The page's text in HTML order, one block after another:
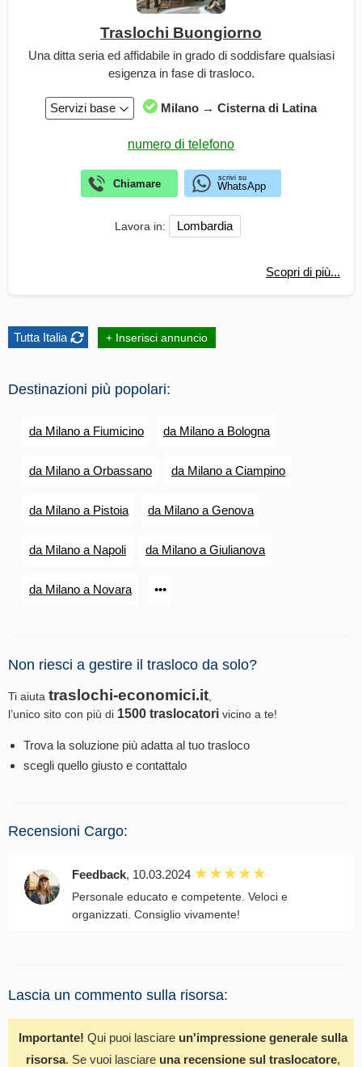
Traslochi Buongiorno
Una ditta seria ed affidabile in grado di soddisfare qualsiasi
esigenza in fase di trasloco.
Servizi base Milano → Cisterna di Latina
Lavora in: Lombardia
Scopri di più...
Tutta Italia + Inserisci annuncio
Destinazioni più popolari:
da Milano a Fiumicino da Milano a Bologna
da Milano a Orbassano da Milano a Ciampino
da Milano a Pistoia da Milano a Genova
da Milano a Napoli da Milano a Giulianova
da Milano a Novara •••
Non riesci a gestire il trasloco da solo?
Ti aiuta traslochi-economici.it
l’unico sito con più di 1500 traslocatori vicino a te!
Trova la soluzione più adatta al tuo trasloco
scegli quello giusto e contattalo
Recensioni Cargo:
Feedback, 10.03.2024
Personale educato e competente. Veloci e
organizzati. Consiglio vivamente!
Lascia un commento sulla risorsa:
Importante! Qui puoi lasciare un'impressione generale sulla
risorsa. Se vuoi lasciare una recensione sul traslocatore,